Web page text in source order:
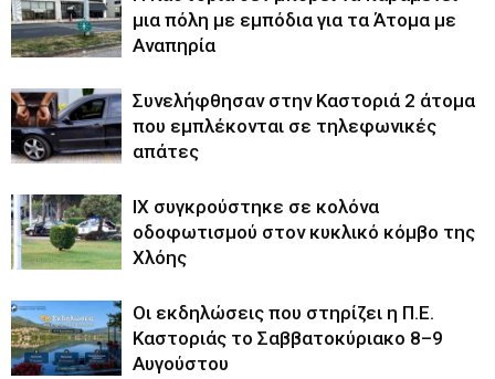
μια πόλη με εμπόδια για τα Άτομα με
Αναπηρία
Συνελήφθησαν στην Καστοριά 2 άτομα
που εμπλέκονται σε τηλεφωνικές
απάτες
ΙΧ συγκρούστηκε σε κολόνα
οδοφωτισμού στον κυκλικό κόμβο της
Χλόης
Οι εκδηλώσεις που στηρίζει η Π.Ε.
Καστοριάς το Σαββατοκύριακο 8–9
Αυγούστου